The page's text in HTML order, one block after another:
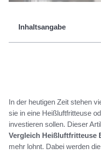
Inhaltsangabe
In der heutigen Zeit stehen
sie in eine Heißluftfritteuse
investieren sollen. Dieser
Vergleich Heißluftfritteuse
mehr lohnt. Dabei werden